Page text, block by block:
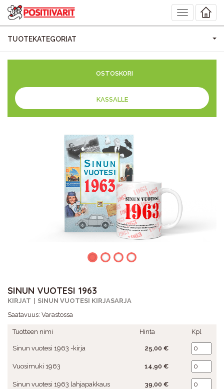
Toggle
navigation
TUOTEKATEGORIAT
OSTOSKORI
KASSALLE
SINUN VUOTESI 1963
KIRJAT
SINUN VUOTESI KIRJASARJA
Saatavuus: Varastossa
Tuotteen nimi Hinta Kpl
Sinun vuotesi 1963 -kirja 25,00 €
Vuosimuki 1963 14,90 €
Sinun vuotesi 1963 lahjapakkaus 39,00 €